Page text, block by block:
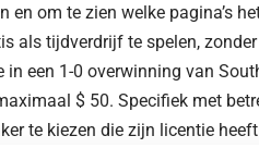
en om te zien welke pagina’s
als tijdverdrijf te spelen,
een 1-0 overwinning van
$ 50. Specifiek met
te kiezen die zijn licentie